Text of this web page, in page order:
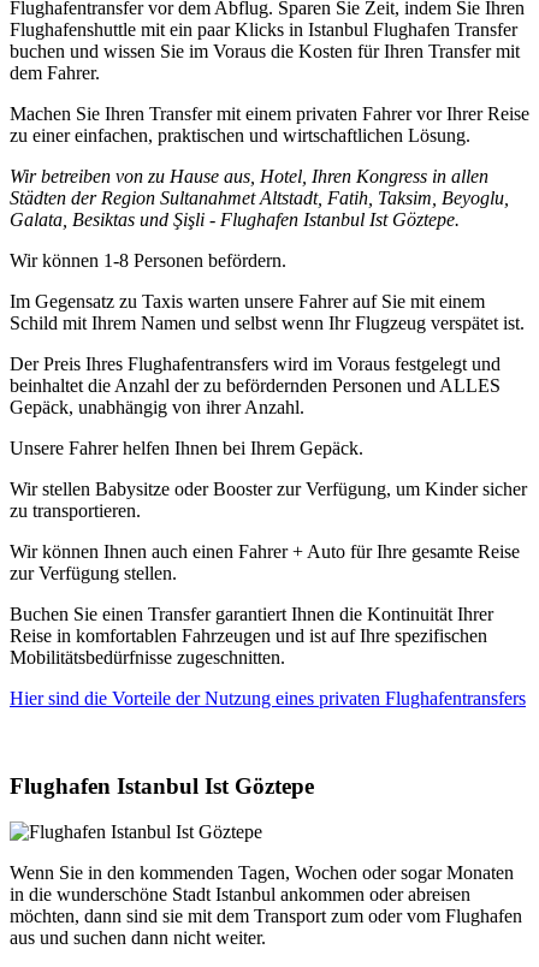
Flughafentransfer vor dem Abflug. Sparen Sie Zeit, indem Sie Ihren
Flughafenshuttle mit ein paar Klicks in Istanbul Flughafen Transfer
buchen und wissen Sie im Voraus die Kosten für Ihren Transfer mit
dem Fahrer.
Machen Sie Ihren Transfer mit einem privaten Fahrer vor Ihrer Reise
zu einer einfachen, praktischen und wirtschaftlichen Lösung.
Wir betreiben von zu Hause aus, Hotel, Ihren Kongress in allen
Städten der Region Sultanahmet Altstadt, Fatih, Taksim, Beyoglu,
Galata, Besiktas und Şişli - Flughafen Istanbul Ist Göztepe.
Wir können 1-8 Personen befördern.
Im Gegensatz zu Taxis warten unsere Fahrer auf Sie mit einem
Schild mit Ihrem Namen und selbst wenn Ihr Flugzeug verspätet ist.
Der Preis Ihres Flughafentransfers wird im Voraus festgelegt und
beinhaltet die Anzahl der zu befördernden Personen und ALLES
Gepäck, unabhängig von ihrer Anzahl.
Unsere Fahrer helfen Ihnen bei Ihrem Gepäck.
Wir stellen Babysitze oder Booster zur Verfügung, um Kinder sicher
zu transportieren.
Wir können Ihnen auch einen Fahrer + Auto für Ihre gesamte Reise
zur Verfügung stellen.
Buchen Sie einen Transfer garantiert Ihnen die Kontinuität Ihrer
Reise in komfortablen Fahrzeugen und ist auf Ihre spezifischen
Mobilitätsbedürfnisse zugeschnitten.
Hier sind die Vorteile der Nutzung eines privaten Flughafentransfers
Flughafen Istanbul Ist Göztepe
Wenn Sie in den kommenden Tagen, Wochen oder sogar Monaten
in die wunderschöne Stadt Istanbul ankommen oder abreisen
möchten, dann sind sie mit dem Transport zum oder vom Flughafen
aus und suchen dann nicht weiter.